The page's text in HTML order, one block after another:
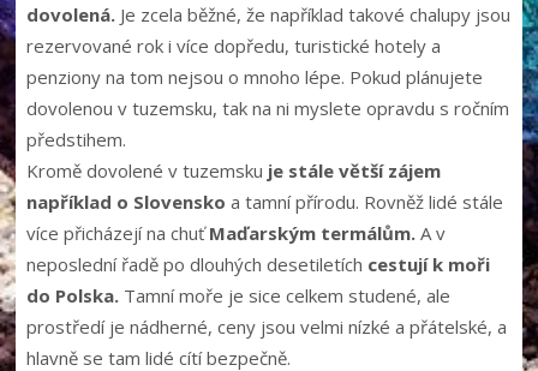
dovolená.Je zcela běžné, že například takové chalupy jsou
rezervované rok i více dopředu, turistické hotely a
penziony na tom nejsou o mnoho lépe. Pokud plánujete
dovolenou v tuzemsku, tak na ni myslete opravdu s ročním
předstihem.
Kromě dovolené v tuzemsku je stále větší zájem
například o Slovensko a tamní přírodu. Rovněž lidé stále
více přicházejí na chuťMaďarským termálům. A v
neposlední řadě po dlouhých desetiletích cestují k moři
do Polska. Tamní moře je sice celkem studené, ale
prostředí je nádherné, ceny jsou velmi nízké a přátelské, a
hlavně se tam lidé cítí bezpečně.